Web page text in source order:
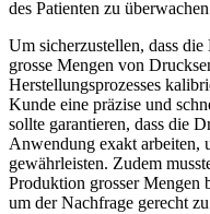
des Patienten zu
Um sicherzustellen, dass
grosse Mengen von
Herstellungsprozesses
Kunde eine präzise und
sollte garantieren, dass die
Anwendung exakt arbeiten,
gewährleisten. Zudem
Produktion grosser Mengen
um der Nachfrage gerecht